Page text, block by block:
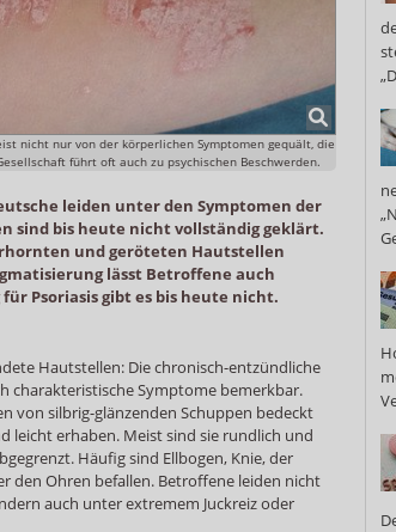
nicht nur von der körperlichen Symptomen gequält, die
führt oft auch zu psychischen Beschwerden.
leiden unter den Symptomen der
sind bis heute nicht vollständig geklärt.
und geröteten Hautstellen
lässt Betroffene auch
Psoriasis gibt es bis heute nicht.
Hautstellen: Die chronisch-entzündliche
charakteristische Symptome bemerkbar.
von silbrig-glänzenden Schuppen bedeckt
leicht erhaben. Meist sind sie rundlich und
Häufig sind Ellbogen, Knie, der
den Ohren befallen. Betroffene leiden nicht
auch unter extremem Juckreiz oder